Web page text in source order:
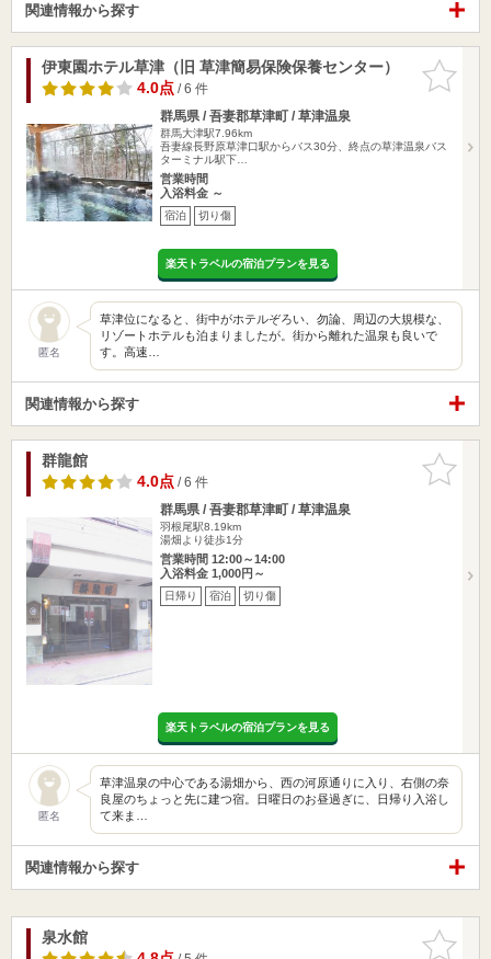
関連情報から探す
お気に入
りに追加
伊東園ホテル草津（旧 草津簡易保険保養センター）
4.0点/ 6 件
群馬県 / 吾妻郡草津町 / 草津温泉
群馬大津駅7.96km
吾妻線長野原草津口駅からバス30分、終点の草津温泉バス
ターミナル駅下…
営業時間
入浴料金 ～
宿泊 切り傷
楽天トラベルの宿泊プランを見る
匿名
草津位になると、街中がホテルぞろい、勿論、周辺の大規模な、
リゾートホテルも泊まりましたが。街から離れた温泉も良いで
す。高速…
関連情報から探す
お気に入
りに追加
群龍館
4.0点/ 6 件
群馬県 / 吾妻郡草津町 / 草津温泉
羽根尾駅8.19km
湯畑より徒歩1分
営業時間 12:00～14:00
入浴料金 1,000円～
日帰り 宿泊 切り傷
楽天トラベルの宿泊プランを見る
匿名
草津温泉の中心である湯畑から、西の河原通りに入り、右側の奈
良屋のちょっと先に建つ宿。日曜日のお昼過ぎに、日帰り入浴し
て来ま…
関連情報から探す
お気に入
りに追加
泉水館